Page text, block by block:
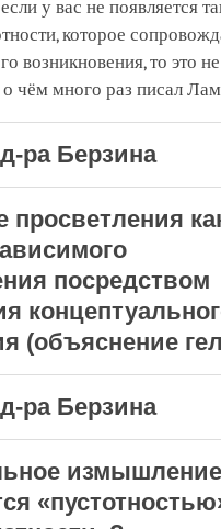
у вас не появляется
которое
возникновения, то это
о чём много раз писал
ра Берзина
просветления
посредством
(объяснение
ра Берзина
измышление